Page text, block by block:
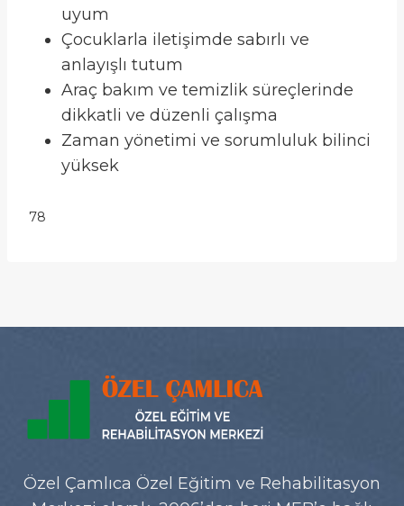
uyum
Çocuklarla iletişimde sabırlı ve
anlayışlı tutum
Araç bakım ve temizlik süreçlerinde
dikkatli ve düzenli çalışma
Zaman yönetimi ve sorumluluk bilinci
yüksek
78
Özel Çamlıca Özel Eğitim ve Rehabilitasyon